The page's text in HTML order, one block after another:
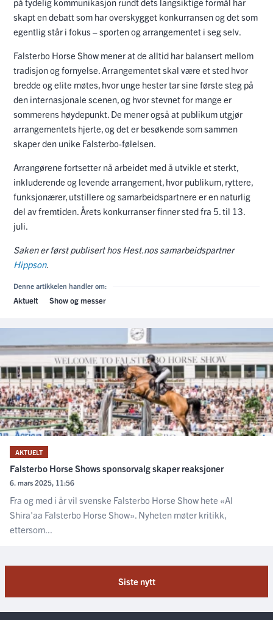
på tydelig kommunikasjon rundt dets langsiktige formål har
skapt en debatt som har overskygget konkurransen og det som
egentlig står i fokus – sporten og arrangementet i seg selv.
Falsterbo Horse Show mener at de alltid har balansert mellom
tradisjon og fornyelse. Arrangementet skal være et sted hvor
bredde og elite møtes, hvor unge hester tar sine første steg på
den internasjonale scenen, og hvor stevnet for mange er
sommerens høydepunkt. De mener også at publikum utgjør
arrangementets hjerte, og det er besøkende som sammen
skaper den unike Falsterbo-følelsen.
Arrangørene fortsetter nå arbeidet med å utvikle et sterkt,
inkluderende og levende arrangement, hvor publikum, ryttere,
funksjonærer, utstillere og samarbeidspartnere er en naturlig
del av fremtiden. Årets konkurranser finner sted fra 5. til 13.
juli.
Saken er først publisert hos Hest.nos samarbeidspartner
Hippson.
Denne artikkelen handler om:
Aktuelt Show og messer
AKTUELT
Falsterbo Horse Shows sponsorvalg skaper reaksjoner
6. mars 2025, 11:56
Fra og med i år vil svenske Falsterbo Horse Show hete «Al
Shira'aa Falsterbo Horse Show». Nyheten møter kritikk,
ettersom...
Siste nytt